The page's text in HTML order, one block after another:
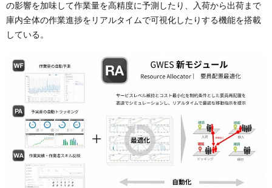
の影響を加味して作業量を高精度に予測したり、入荷から出荷まで
庫内全体の作業進捗をリアルタイムで可視化したりする機能を搭載
している。